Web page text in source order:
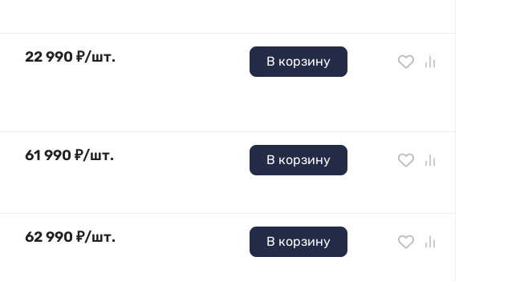
22 990 ₽/шт. В корзину
61 990 ₽/шт. В корзину
62 990 ₽/шт. В корзину